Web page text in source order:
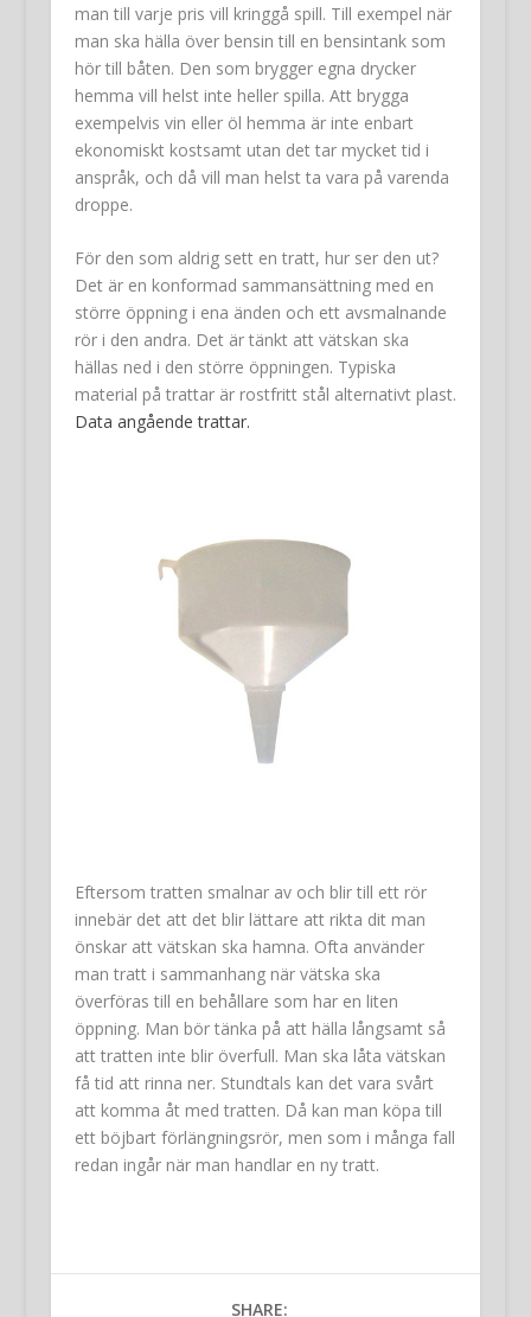
man till varje pris vill kringgå spill. Till exempel när
man ska hälla över bensin till en bensintank som
hör till båten. Den som brygger egna drycker
hemma vill helst inte heller spilla. Att brygga
exempelvis vin eller öl hemma är inte enbart
ekonomiskt kostsamt utan det tar mycket tid i
anspråk, och då vill man helst ta vara på varenda
droppe.
För den som aldrig sett en tratt, hur ser den ut?
Det är en konformad sammansättning med en
större öppning i ena änden och ett avsmalnande
rör i den andra. Det är tänkt att vätskan ska
hällas ned i den större öppningen. Typiska
material på trattar är rostfritt stål alternativt plast.
Data angående trattar.
Eftersom tratten smalnar av och blir till ett rör
innebär det att det blir lättare att rikta dit man
önskar att vätskan ska hamna. Ofta använder
man tratt i sammanhang när vätska ska
överföras till en behållare som har en liten
öppning. Man bör tänka på att hälla långsamt så
att tratten inte blir överfull. Man ska låta vätskan
få tid att rinna ner. Stundtals kan det vara svårt
att komma åt med tratten. Då kan man köpa till
ett böjbart förlängningsrör, men som i många fall
redan ingår när man handlar en ny tratt.
SHARE: